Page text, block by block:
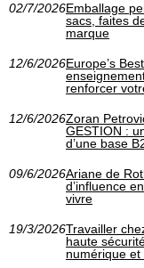
02/7/2026Emballage
sacs, faites
marque
12/6/2026Europe’s
renforcer
12/6/2026Zoran
GESTION :
d’une base
09/6/2026Ariane de
d’influence
vivre
19/3/2026Travailler
haute
numérique